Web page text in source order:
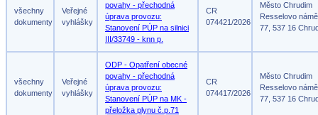
všechny
dokumenty
Veřejné
vyhlášky
povahy - přechodná
úprava provozu:
Stanovení PÚP na silnici
III/33749 - knn p.
CR
074421/2026
Město Chrudim
Resselovo
77, 537 16
všechny
dokumenty
Veřejné
vyhlášky
ODP - Opatření obecné
povahy - přechodná
úprava provozu:
Stanovení PÚP na MK -
přeložka plynu č.p.71
CR
074417/2026
Město Chrudim
Resselovo
77, 537 16